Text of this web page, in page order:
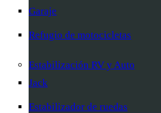
Garaje
Refugio de motocicletas
Estabilización RV y Auto
Jack
Estabilizador de ruedas